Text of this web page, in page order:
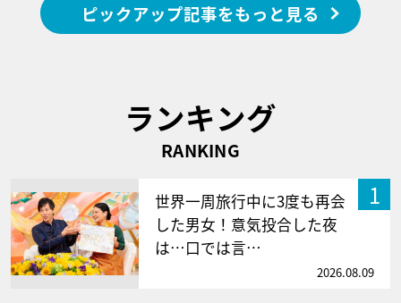
ピックアップ記事をもっと見る
ランキング
RANKING
1
世界一周旅行中に3度も再会
した男女！意気投合した夜
は…口では言…
2026.08.09